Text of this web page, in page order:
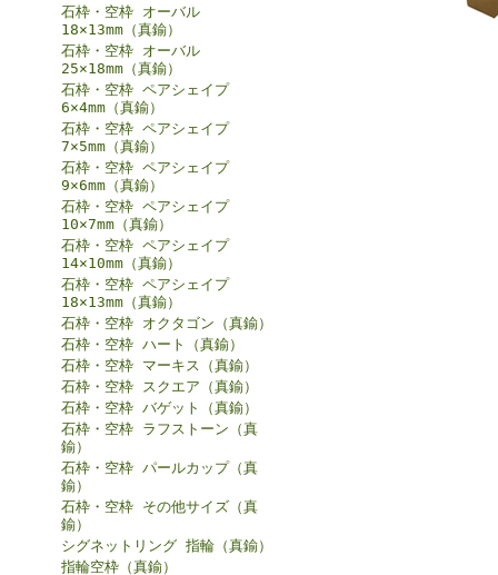
石枠・空枠 オーバル
18×13mm（真鍮）
石枠・空枠 オーバル
25×18mm（真鍮）
石枠・空枠 ペアシェイプ
6×4mm（真鍮）
石枠・空枠 ペアシェイプ
7×5mm（真鍮）
石枠・空枠 ペアシェイプ
9×6mm（真鍮）
石枠・空枠 ペアシェイプ
10×7mm（真鍮）
石枠・空枠 ペアシェイプ
14×10mm（真鍮）
石枠・空枠 ペアシェイプ
18×13mm（真鍮）
石枠・空枠 オクタゴン（真鍮）
石枠・空枠 ハート（真鍮）
石枠・空枠 マーキス（真鍮）
石枠・空枠 スクエア（真鍮）
石枠・空枠 バゲット（真鍮）
石枠・空枠 ラフストーン（真
鍮）
石枠・空枠 パールカップ（真
鍮）
石枠・空枠 その他サイズ（真
鍮）
シグネットリング 指輪（真鍮）
指輪空枠（真鍮）